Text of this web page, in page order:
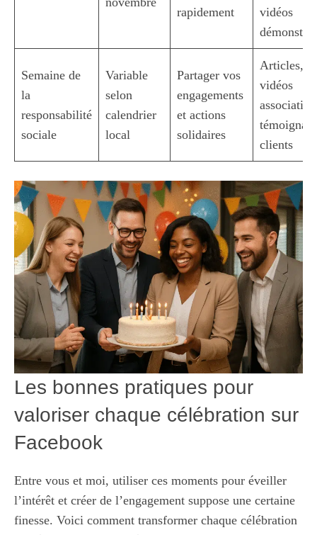
rapidement
vidéos
Semaine de
la
responsabilité
sociale
Variable
selon
calendrier
local
Partager vos
engagements
et actions
solidaires
Articles,
vidéos
clients
Les bonnes pratiques pour
valoriser chaque célébration sur
Facebook
Entre vous et moi, utiliser ces moments pour éveiller
l’intérêt et créer de l’engagement suppose une certaine
finesse. Voici comment transformer chaque célébration